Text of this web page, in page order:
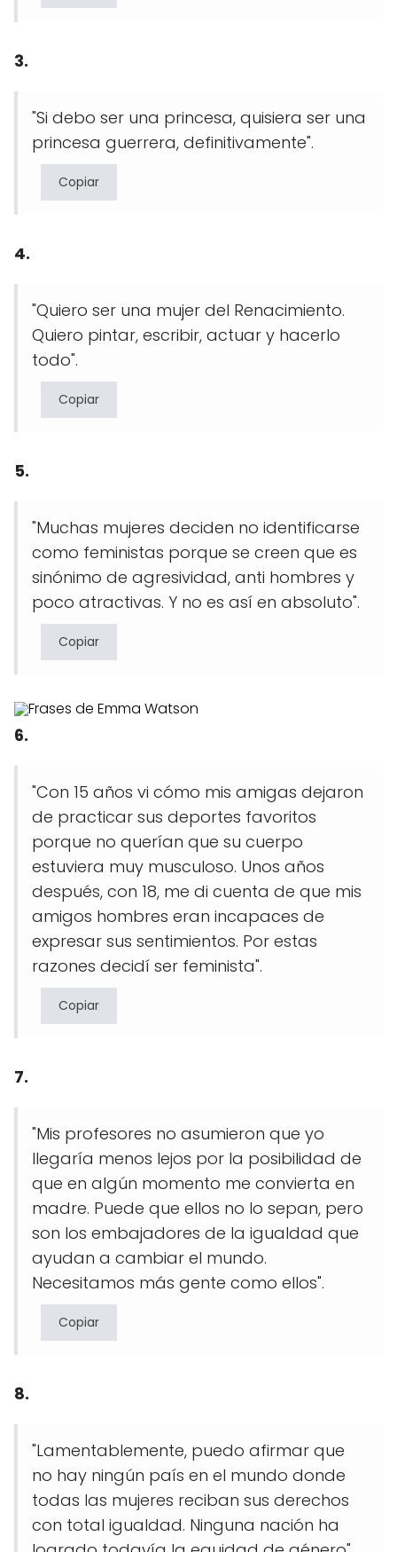
3.
"Si debo ser una princesa, quisiera ser una
princesa guerrera, definitivamente".
Copiar
4.
"Quiero ser una mujer del Renacimiento.
Quiero pintar, escribir, actuar y hacerlo
todo".
Copiar
5.
"Muchas mujeres deciden no identificarse
como feministas porque se creen que es
sinónimo de agresividad, anti hombres y
poco atractivas. Y no es así en absoluto".
Copiar
6.
"Con 15 años vi cómo mis amigas dejaron
de practicar sus deportes favoritos
porque no querían que su cuerpo
estuviera muy musculoso. Unos años
después, con 18, me di cuenta de que mis
amigos hombres eran incapaces de
expresar sus sentimientos. Por estas
razones decidí ser feminista".
Copiar
7.
"Mis profesores no asumieron que yo
llegaría menos lejos por la posibilidad de
que en algún momento me convierta en
madre. Puede que ellos no lo sepan, pero
son los embajadores de la igualdad que
ayudan a cambiar el mundo.
Necesitamos más gente como ellos".
Copiar
8.
"Lamentablemente, puedo afirmar que
no hay ningún país en el mundo donde
todas las mujeres reciban sus derechos
con total igualdad. Ninguna nación ha